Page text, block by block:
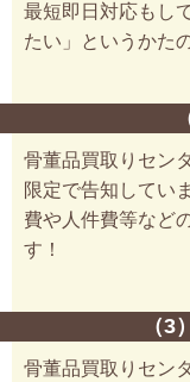
最短即日対応もし
たい」というかた
骨董品買取りセン
限定で告知してい
費や人件費等など
す！
（
骨董品買取りセン